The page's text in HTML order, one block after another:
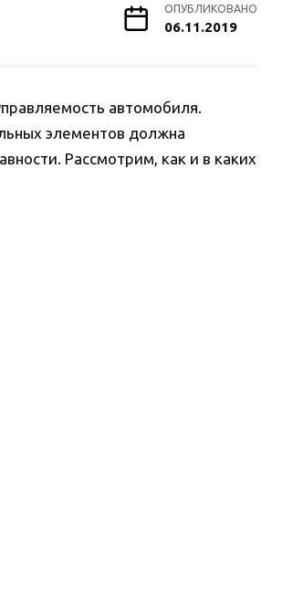
ОПУБЛИКОВАНО
06.11.2019
автомобиля.
элементов должна
Рассмотрим, как и в каких